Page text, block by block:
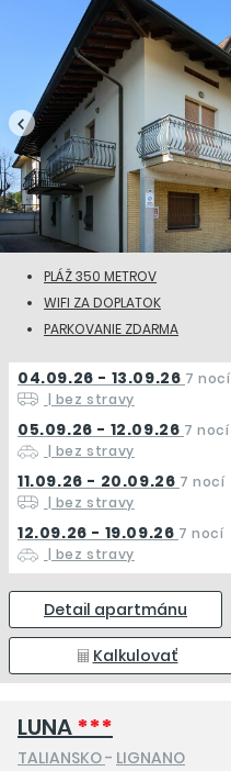
PLÁŽ 350 METROV
WIFI ZA DOPLATOK
PARKOVANIE ZDARMA
04.09.26 - 13.09.26 7 nocí
| bez stravy
05.09.26 - 12.09.26 7 nocí
| bez stravy
11.09.26 - 20.09.26 7 nocí
| bez stravy
12.09.26 - 19.09.26 7 nocí
| bez stravy
Detail apartmánu
Kalkulovať
LUNA***
TALIANSKO- LIGNANO